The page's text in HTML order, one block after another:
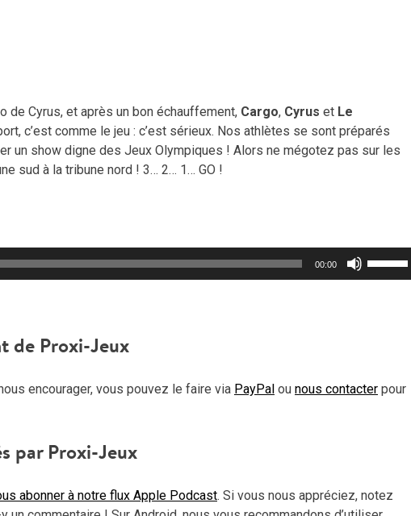
de Cyrus, et après un bon échauffement, Cargo, Cyrus et Le
c’est comme le jeu : c’est sérieux. Nos athlètes se sont préparés
un show digne des Jeux Olympiques ! Alors ne mégotez pas sur les
sud à la tribune nord ! 3… 2… 1… GO !
00:00
diminuer
de Proxi-Jeux
encourager, vous pouvez le faire via PayPal ou nous contacter pour
par Proxi-Jeux
abonner à notre flux Apple Podcast. Si vous nous appréciez, notez